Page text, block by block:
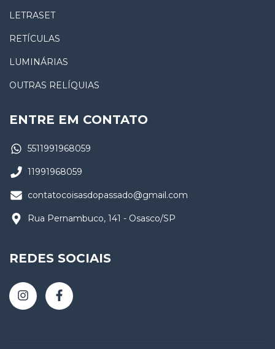
LETRASET
RETÍCULAS
LUMINÁRIAS
OUTRAS RELÍQUIAS
ENTRE EM CONTATO
5511991968059
11991968059
contatocoisasdopassado@gmail.com
Rua Pernambuco, 141 - Osasco/SP
REDES SOCIAIS